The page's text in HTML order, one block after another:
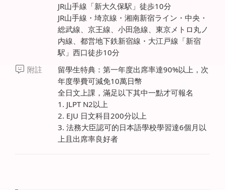
JR山手線「新大久保駅」徒歩10分
JR山手線・埼京線・湘南新宿ライン・中央・
総武線、京王線、小田急線、東京メトロ丸ノ
内線、都営地下鉄新宿線・大江戸線「新宿
駅」西口徒步10分
附註
留學生特典：第一年度出席率達90%以上，次
年度學費可減免10萬日幣
全日文上課，滿足以下其中一點才可報名
1. JLPT N2以上
2. EJU 日文科目200分以上
3. 法務大臣認可的日本語學校學習達6個月以
上且出席率良好者